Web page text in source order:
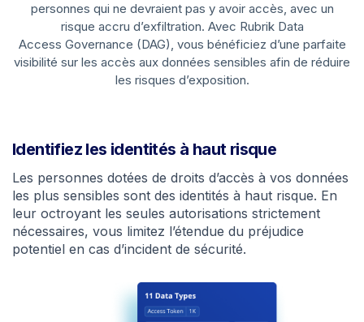
personnes qui ne devraient pas y avoir accès, avec un
risque accru d’exfiltration. Avec Rubrik Data
Access Governance (DAG), vous bénéficiez d’une parfaite
visibilité sur les accès aux données sensibles afin de réduire
les risques d’exposition.
Identifiez les identités à haut risque
Les personnes dotées de droits d’accès à vos données
les plus sensibles sont des identités à haut risque. En
leur octroyant les seules autorisations strictement
nécessaires, vous limitez l’étendue du préjudice
potentiel en cas d’incident de sécurité.